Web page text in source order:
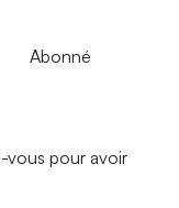
Abonné
vous pour avoir